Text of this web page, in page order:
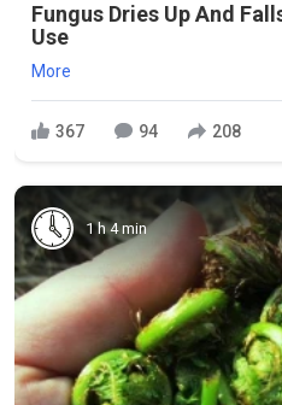
Fungus Dries Up And
Use
More
367 94 208
1 h 4 min